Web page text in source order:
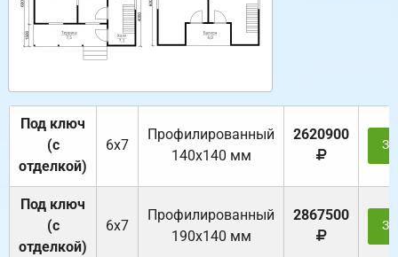
Под ключ
(с
отделкой)
6х7
Профилированный
140х140 мм
2620900
Под ключ
(с
отделкой)
6х7
Профилированный
190х140 мм
2867500